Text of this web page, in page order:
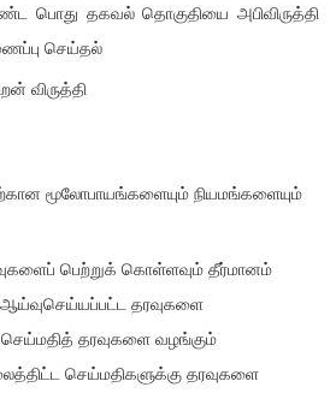
பொது தகவல் தொகுதியை அபிவிருத்தி
செய்தல்
விருத்தி
மூலோபாயங்களையும் நியமங்களையும்
பெற்றுக் கொள்ளவும் தீர்மானம்
தரவுகளை
தரவுகளை வழங்கும்
செய்மதிகளுக்கு தரவுகளை